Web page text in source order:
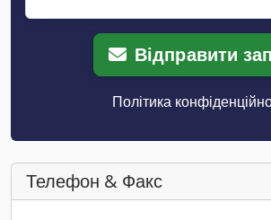
Відправити
Політика
Телефон & Факс